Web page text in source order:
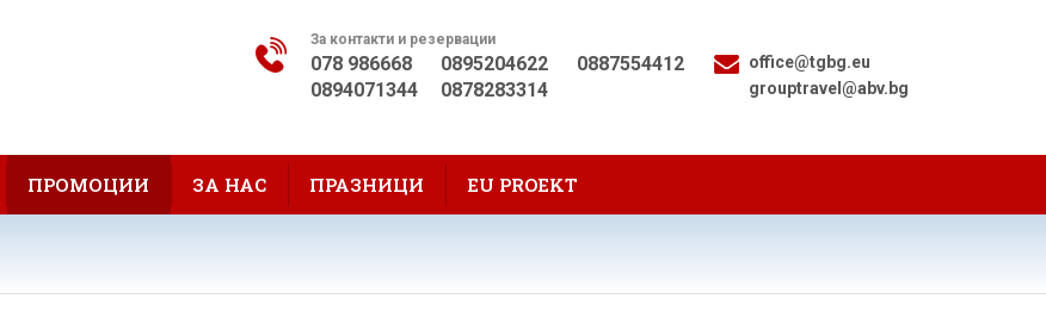
За контакти и резервации
078 986668 0895204622
0887554412
0894071344
0878283314
office@tgbg.eu
grouptravel@abv.bg
ПРОМОЦИИ ЗА НАС ПРАЗНИЦИ EU PROEKT